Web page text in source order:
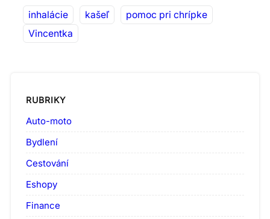
inhalácie kašeľ
pomoc pri chrípke
Vincentka
RUBRIKY
Auto-moto
Bydlení
Cestování
Eshopy
Finance